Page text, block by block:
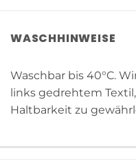
WASCHHINWEISE
Waschbar bis 40°C.
links gedrehtem
Haltbarkeit zu